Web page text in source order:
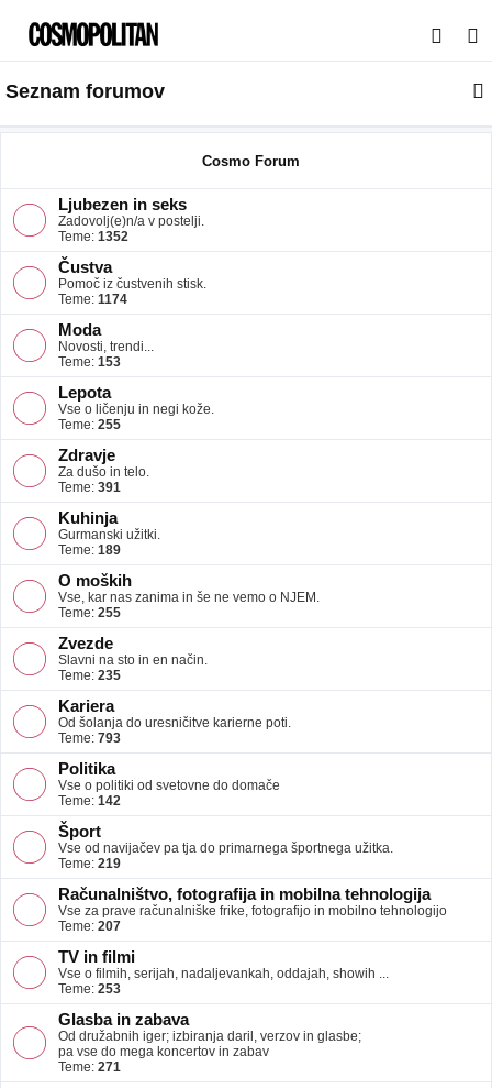
s
a
Seznam forumov
Cosmo Forum
Ljubezen in seks
Zadovolj(e)n/a v postelji.
Teme: 1352
Čustva
Pomoč iz čustvenih stisk.
Teme: 1174
Moda
Novosti, trendi...
Teme: 153
Lepota
Vse o ličenju in negi kože.
Teme: 255
Zdravje
Za dušo in telo.
Teme: 391
Kuhinja
Gurmanski užitki.
Teme: 189
O moških
Vse, kar nas zanima in še ne vemo o NJEM.
Teme: 255
Zvezde
Slavni na sto in en način.
Teme: 235
Kariera
Od šolanja do uresničitve karierne poti.
Teme: 793
Politika
Vse o politiki od svetovne do domače
Teme: 142
Šport
Vse od navijačev pa tja do primarnega športnega užitka.
Teme: 219
Računalništvo, fotografija in mobilna tehnologija
Vse za prave računalniške frike, fotografijo in mobilno tehnologijo
Teme: 207
TV in filmi
Vse o filmih, serijah, nadaljevankah, oddajah, showih ...
Teme: 253
Glasba in zabava
Od družabnih iger; izbiranja daril, verzov in glasbe;
pa vse do mega koncertov in zabav
Teme: 271